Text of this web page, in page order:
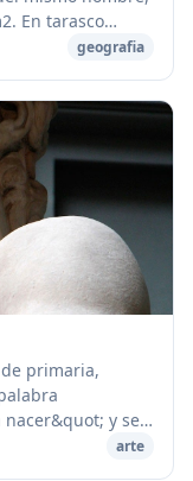
En tarasco
en la...geografia
primaria,
y se
inﬂuenc...arte